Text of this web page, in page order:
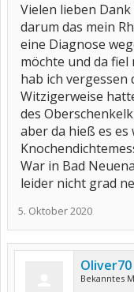
Vielen lieben
darum das mein
eine Diagnose
möchte und da fiel
hab ich vergessen
Witzigerweise
des
aber da hieß es es
War in Bad
leider nicht grad
5. Oktober 2020
Oliver70
Bekanntes